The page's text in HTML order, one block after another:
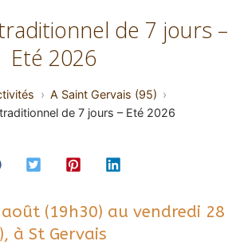
de 7 jours –
Eté 2026
A Saint Gervais (95)
de 7 jours – Eté 2026
(19h30) au vendredi 28
à St Gervais